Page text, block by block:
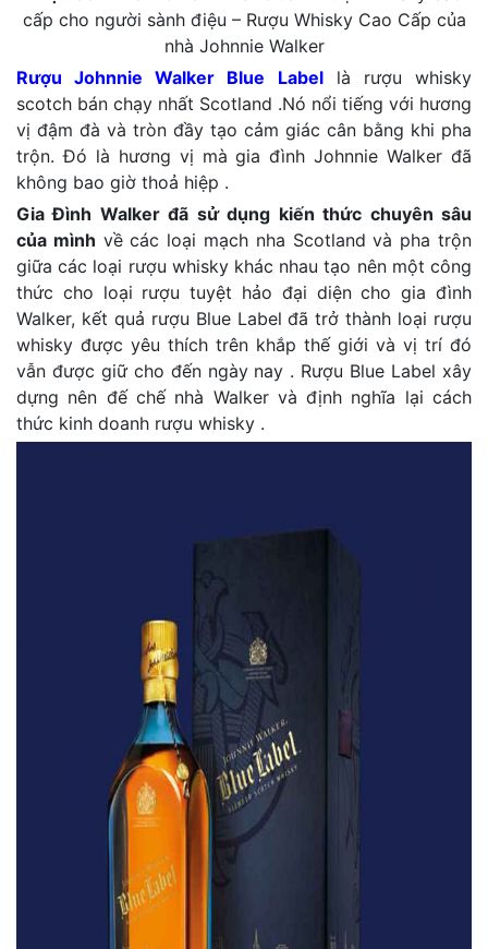
cấp cho người sành điệu – Rượu Whisky Cao Cấp của
nhà Johnnie Walker
Rượu Johnnie Walker Blue Labellà rượu whisky
scotch bán chạy nhất Scotland .Nó nổi tiếng với hương
vị đậm đà và tròn đầy tạo cảm giác cân bằng khi pha
trộn. Đó là hương vị mà gia đình Johnnie Walker đã
không bao giờ thoả hiệp .
Gia Đình Walker đã sử dụng kiến thức chuyên sâu
của mình về các loại mạch nha Scotland và pha trộn
giữa các loại rượu whisky khác nhau tạo nên một công
thức cho loại rượu tuyệt hảo đại diện cho gia đình
Walker, kết quả rượu Blue Label đã trở thành loại rượu
whisky được yêu thích trên khắp thế giới và vị trí đó
vẫn được giữ cho đến ngày nay . Rượu Blue Label xây
dựng nên đế chế nhà Walker và định nghĩa lại cách
thức kinh doanh rượu whisky .